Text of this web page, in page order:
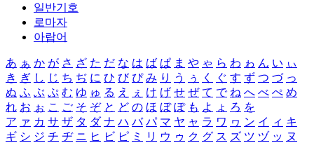
일반기호
로마자
아랍어
あ ぁ か が さ ざ た だ な は ば ぱ ま や ゃ ら わ ゎ ん い ぃ
き ぎ し じ ち ぢ に ひ び ぴ み り う ぅ く ぐ す ず つ づ っ
ぬ ふ ぶ ぷ む ゆ ゅ る え ぇ け げ せ ぜ て で ね へ べ ぺ め
れ お ぉ こ ご そ ぞ と ど の ほ ぼ ぽ も よ ょ ろ を
ア ァ カ サ ザ タ ダ ナ ハ バ パ マ ヤ ャ ラ ワ ヮ ン イ ィ キ
ギ シ ジ チ ヂ ニ ヒ ビ ピ ミ リ ウ ゥ ク グ ス ズ ツ ヅ ッ ヌ